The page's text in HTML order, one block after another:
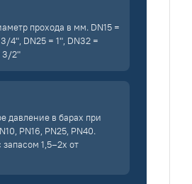
прохода в мм. DN15 =
4", DN25 = 1", DN32 =
3/2"
давление в барах при
PN16, PN25, PN40.
1,5–2x от